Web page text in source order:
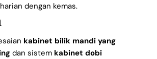
dengan kemas.
kabinet bilik mandi yang
dan sistem kabinet dobi